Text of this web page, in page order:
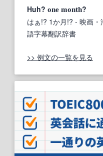
Huh? one month?
はぁ!? 1か月!? - 映画・
語字幕翻訳辞書
>> 例文の一覧を見る